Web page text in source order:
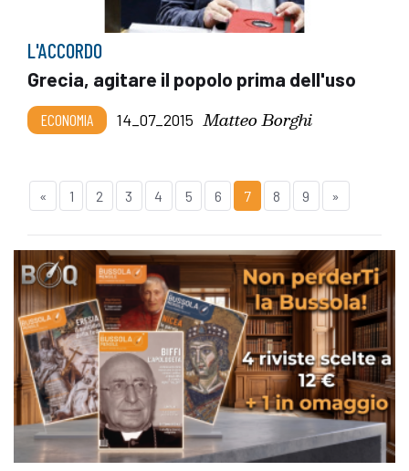
L'ACCORDO
Grecia, agitare il popolo prima dell'uso
ECONOMIA 14_07_2015 Matteo Borghi
« 1 2 3 4 5 6 7 8 9 »